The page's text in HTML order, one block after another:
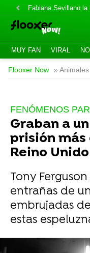
Fabiana Sevillano la
MUY FAN VIRAL
Flooxer Now » Animales
FENÓMENOS
Graban a
prisión
Reino Unido
Tony
entrañas de
embrujadas
estas